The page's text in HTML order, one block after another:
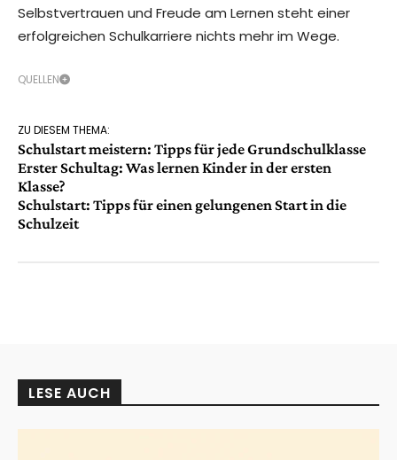
Selbstvertrauen und Freude am Lernen steht einer
erfolgreichen Schulkarriere nichts mehr im Wege.
QUELLEN
ZU DIESEM THEMA:
Schulstart meistern: Tipps für jede Grundschulklasse
Erster Schultag: Was lernen Kinder in der ersten
Klasse?
Schulstart: Tipps für einen gelungenen Start in die
Schulzeit
LESE AUCH